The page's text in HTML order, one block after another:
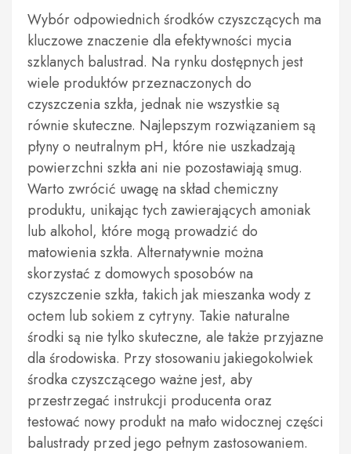
Wybór odpowiednich środków czyszczących ma
kluczowe znaczenie dla efektywności mycia
szklanych balustrad. Na rynku dostępnych jest
wiele produktów przeznaczonych do
czyszczenia szkła, jednak nie wszystkie są
równie skuteczne. Najlepszym rozwiązaniem są
płyny o neutralnym pH, które nie uszkadzają
powierzchni szkła ani nie pozostawiają smug.
Warto zwrócić uwagę na skład chemiczny
produktu, unikając tych zawierających amoniak
lub alkohol, które mogą prowadzić do
matowienia szkła. Alternatywnie można
skorzystać z domowych sposobów na
czyszczenie szkła, takich jak mieszanka wody z
octem lub sokiem z cytryny. Takie naturalne
środki są nie tylko skuteczne, ale także przyjazne
dla środowiska. Przy stosowaniu jakiegokolwiek
środka czyszczącego ważne jest, aby
przestrzegać instrukcji producenta oraz
testować nowy produkt na mało widocznej części
balustrady przed jego pełnym zastosowaniem.